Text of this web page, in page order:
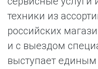
техники из
российских
и с выездом
выступает